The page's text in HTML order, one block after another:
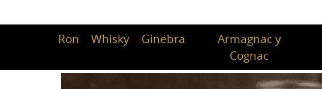
Ron Whisky Ginebra
Armagnac y
Cognac